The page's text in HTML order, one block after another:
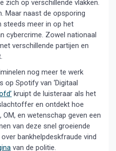
zich op verschillende vlakken.
Maar naast de opsporing
steeds meer in op het
cybercrime. Zowel nationaal
verschillende partijen en
nog meer te werk
op Spotify van ‘Digitaal
kruipt de luisteraar als het
en ontdekt hoe
en wetenschap geven een
van deze snel groeiende
bankhelpdeskfraude vind
van de politie.